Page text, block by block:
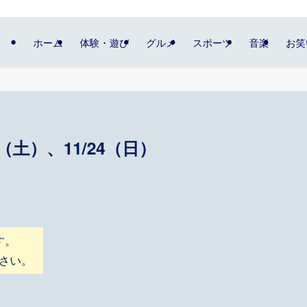
ホーム 体験・遊び グルメ スポーツ 音楽 お
）、11/24（日）
。